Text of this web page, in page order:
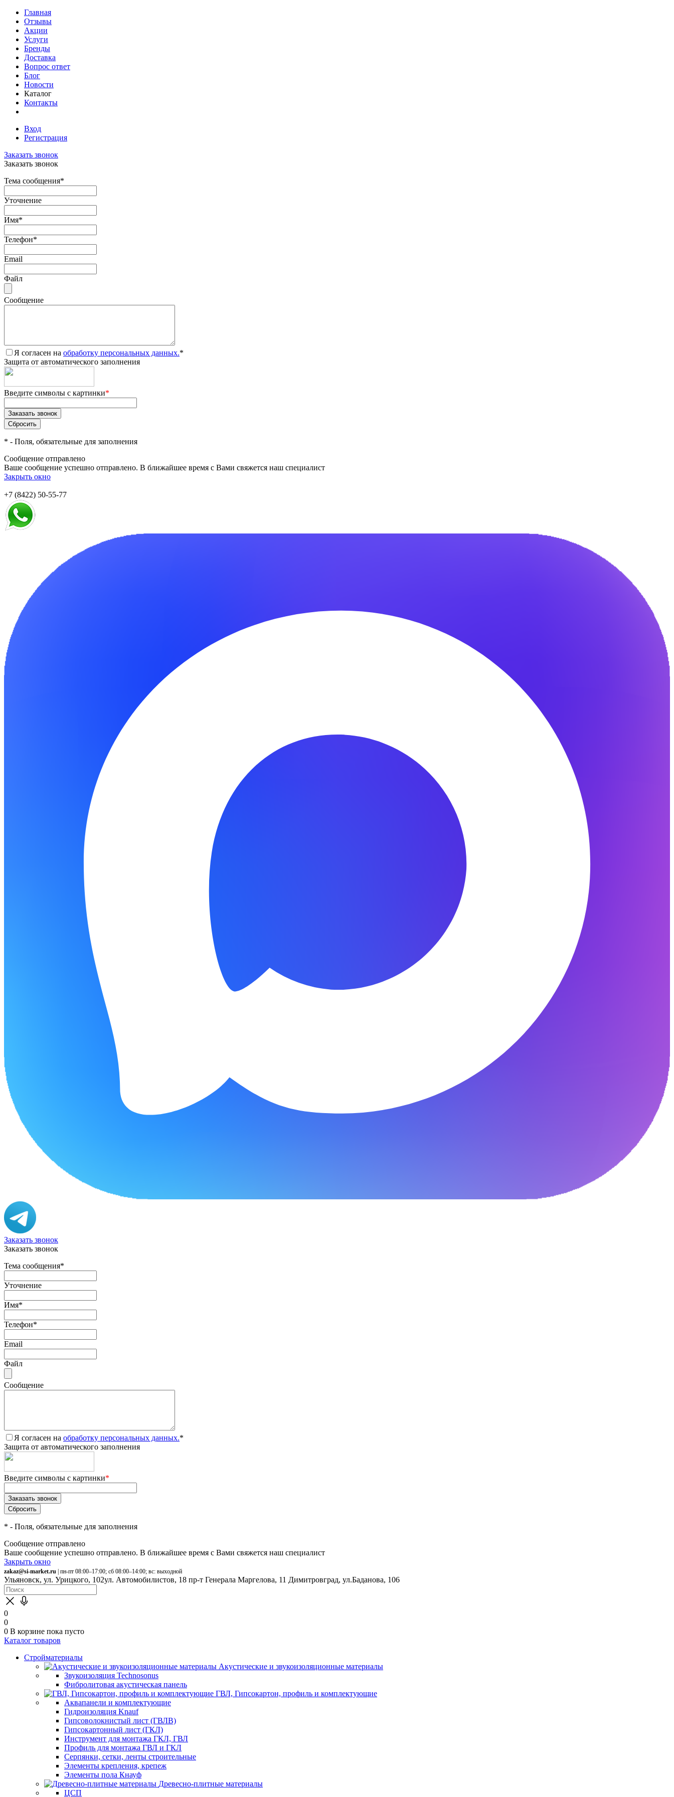
Главная
Отзывы
Акции
Услуги
Бренды
Доставка
Вопрос ответ
Блог
Новости
Каталог
Контакты
Вход
Регистрация
Заказать звонок
Заказать звонок
Тема сообщения*
Уточнение
Имя*
Телефон*
Email
Файл
Сообщение
Я согласен на обработку персональных данных.*
Защита от автоматического заполнения
Введите символы с картинки*
* - Поля, обязательные для заполнения
Сообщение отправлено
Ваше сообщение успешно отправлено. В ближайшее время с Вами свяжется наш специалист
Закрыть окно
+7 (8422) 50-55-77
Заказать звонок
Заказать звонок
Тема сообщения*
Уточнение
Имя*
Телефон*
Email
Файл
Сообщение
Я согласен на обработку персональных данных.*
Защита от автоматического заполнения
Введите символы с картинки*
* - Поля, обязательные для заполнения
Сообщение отправлено
Ваше сообщение успешно отправлено. В ближайшее время с Вами свяжется наш специалист
Закрыть окно
zakaz@si-market.ru | пн-пт 08:00–17:00; сб 08:00–14:00; вс: выходной
Ульяновск, ул. Урицкого, 102ул. Автомобилистов, 18 пр-т Генерала Маргелова, 11 Димитровград, ул.Баданова, 106
0
0
0 В корзине пока пусто
Каталог товаров
Стройматериалы
Акустические и звукоизоляционные материалы
Звукоизоляция Technosonus
Фибролитовая акустическая панель
ГВЛ, Гипсокартон, профиль и комплектующие
Аквапанели и комплектующие
Гидроизоляция Knauf
Гипсоволокнистый лист (ГВЛВ)
Гипсокартонный лист (ГКЛ)
Инструмент для монтажа ГКЛ, ГВЛ
Профиль для монтажа ГВЛ и ГКЛ
Серпянки, сетки, ленты строительные
Элементы крепления, крепеж
Элементы пола Кнауф
Древесно-плитные материалы
ЦСП